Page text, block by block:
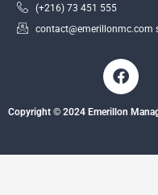
(+216) 73 451 555
contact@emerillonmc.com
F
a
e
o
Copyright © 2024 Emerillon